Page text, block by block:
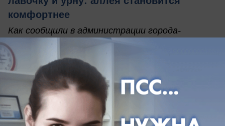
комфортнее
Как сообщили в администрации города-
курорта, благоустройство улицы Терской
продолжается. На пешеходной аллее
установили 31 комплект новых лавочек и урн.
Мебель сделана из современного
антивандального материала, который не
боится ни солнца, ни дождя, ни времени.